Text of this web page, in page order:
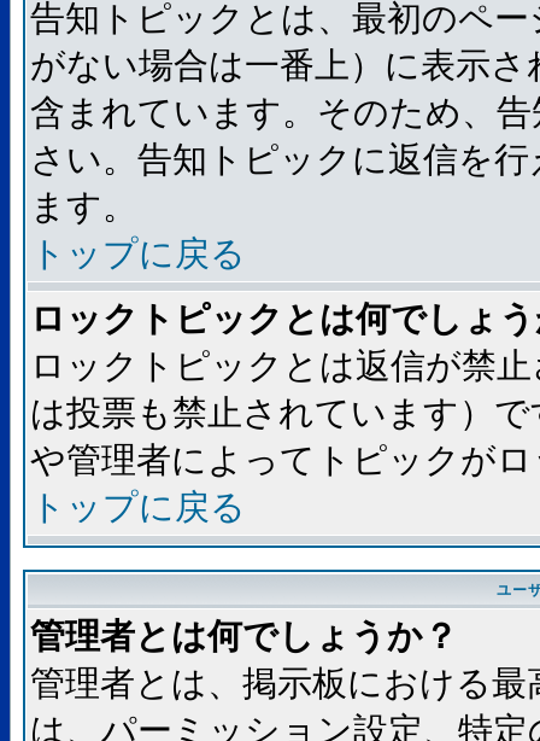
告知トピックとは、最初のペ
がない場合は一番上）に表示
含まれています。そのため、
さい。告知トピックに返信を
ます。
トップに戻る
ロックトピックとは何でしょ
ロックトピックとは返信が禁
は投票も禁止されています）
や管理者によってトピックが
トップに戻る
ユー
管理者とは何でしょうか？
管理者とは、掲示板における
は、パーミッション設定、特